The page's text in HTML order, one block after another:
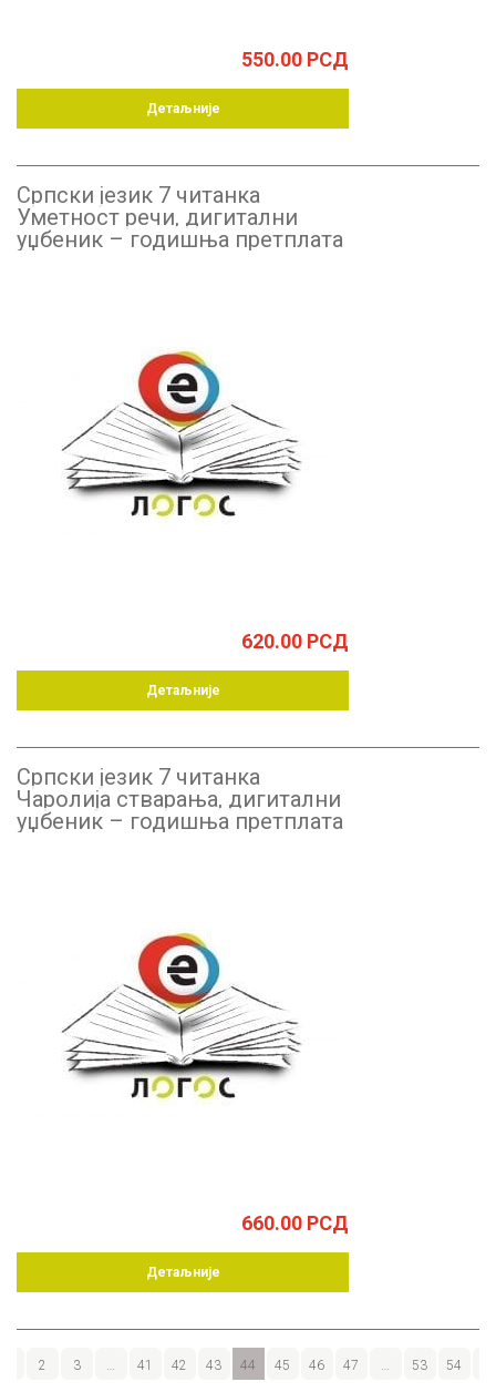
550.00 РСД
Детаљније
Српски језик 7 читанка
Уметност речи, дигитални
уџбеник – годишња претплата
620.00 РСД
Детаљније
Српски језик 7 читанка
Чаролија стварања, дигитални
уџбеник – годишња претплата
660.00 РСД
Детаљније
2 3 41 42 43 44 45 46 47 53 54